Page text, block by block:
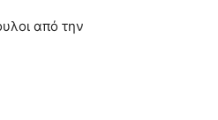
από την